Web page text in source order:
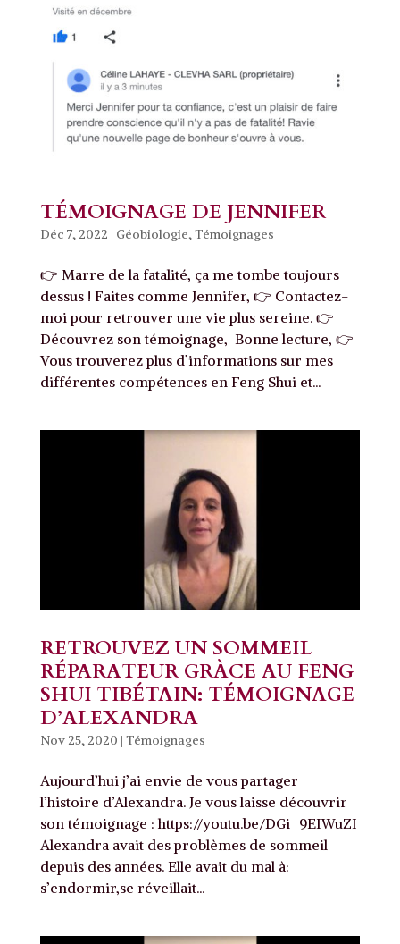
TÉMOIGNAGE DE JENNIFER
Déc 7, 2022 | Géobiologie,Témoignages
👉 Marre de la fatalité, ça me tombe toujours
dessus ! Faites comme Jennifer, 👉 Contactez-
moi pour retrouver une vie plus sereine. 👉
Découvrez son témoignage, Bonne lecture, 👉
Vous trouverez plus d’informations sur mes
différentes compétences en Feng Shui et...
RETROUVEZ UN SOMMEIL
RÉPARATEUR GRÀCE AU FENG
SHUI TIBÉTAIN: TÉMOIGNAGE
D’ALEXANDRA
Nov 25, 2020 | Témoignages
Aujourd’hui j’ai envie de vous partager
l’histoire d’Alexandra. Je vous laisse découvrir
son témoignage : https://youtu.be/DGi_9EIWuZI
Alexandra avait des problèmes de sommeil
depuis des années. Elle avait du mal à:
s’endormir,se réveillait...